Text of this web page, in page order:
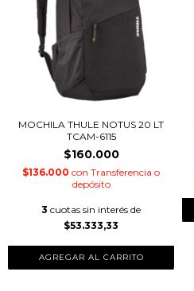
MOCHILA THULE NOTUS 20 LT
TCAM-6115
$160.000
$136.000 con Transferencia o
depósito
3 cuotas sin interés de
$53.333,33